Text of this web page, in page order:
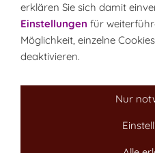
Monatsrätsel
Rätseln & Gewinnen!
erklären Sie sich damit
Einstellungen für
Möglichkeit, einzelne
deaktivieren.
Nur